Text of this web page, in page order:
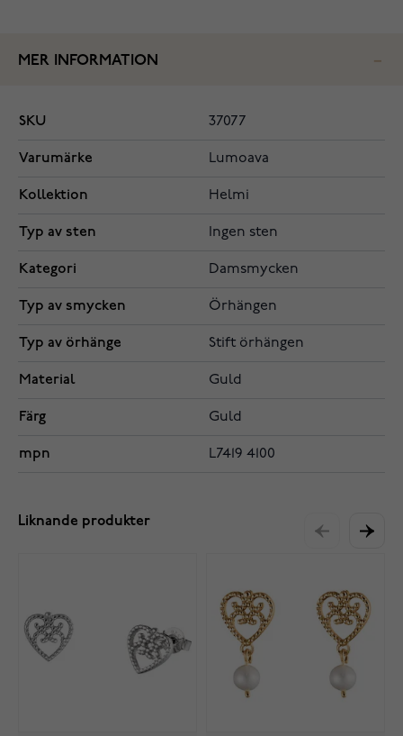
MER INFORMATION
SKU 37077
Varumärke Lumoava
Kollektion Helmi
Typ av sten Ingen sten
Kategori Damsmycken
Typ av smycken Örhängen
Typ av örhänge Stift örhängen
Material Guld
Färg Guld
mpn L7419 4100
Liknande produkter